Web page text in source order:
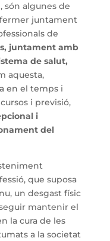
són algunes de
juntament
de
juntament amb
de salut,
aquesta,
en el temps i
i previsió,
i
del
que suposa
un desgast físic
mantenir el
la cura de les
a la societat